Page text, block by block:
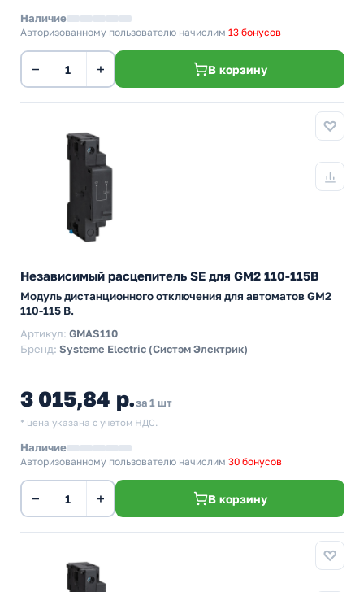
Наличие
Авторизованному пользователю начислим 13 бонусов
− + В корзину
Независимый расцепитель SE для GM2 110-115В
Модуль дистанционного отключения для автоматов GM2
110-115 В.
Артикул: GMAS110
Бренд: Systeme Electric (Систэм Электрик)
3 015,84 р.за 1 шт
* цена указана с учетом НДС.
Наличие
Авторизованному пользователю начислим 30 бонусов
− + В корзину